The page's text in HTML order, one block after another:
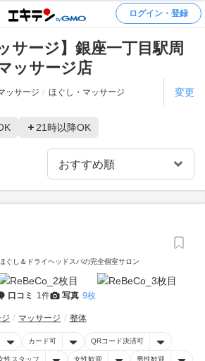
ログイン・登録
サージ】銀座一丁目駅周
ッサージ店
ッサージ ほぐし・マッサージ 変更
21時以降OK
ぐし＆ドライヘッドスパの完全個室サロン
口コミ 1件 写真 9枚
マッサージ 整体
カード可 QRコード決済可
性スタッフ 女性歓迎 男性歓迎